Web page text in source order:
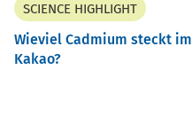
SCIENCE HIGHLIGHT
Wieviel Cadmium steckt im
Kakao?